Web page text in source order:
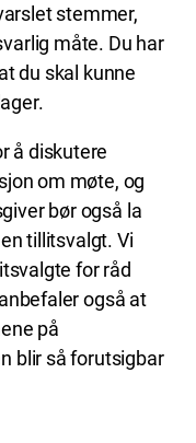
stemmer,
måte. Du har
du skal kunne
å diskutere
om møte, og
bør også la
tillitsvalgt. Vi
for råd
også at
på
blir så forutsigbar